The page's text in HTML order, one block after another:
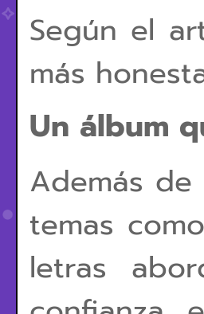
Según el
más
Un álbum
Además
temas como
letras